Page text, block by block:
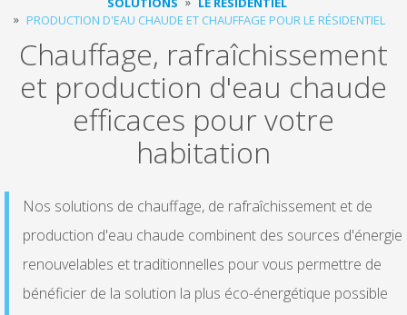
PRODUCTION D'EAU CHAUDE ET CHAUFFAGE POUR LE RÉSIDENTIEL
Chauffage, rafraîchissement
et production d'eau chaude
efficaces pour votre
habitation
Nos solutions de chauffage, de rafraîchissement et de
production d'eau chaude combinent des sources d'énergie
renouvelables et traditionnelles pour vous permettre de
bénéficier de la solution la plus éco-énergétique possible